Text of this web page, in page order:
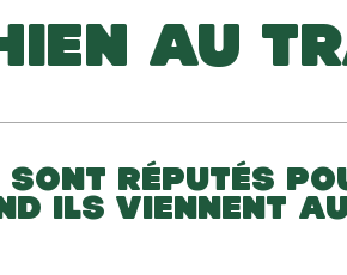
AU
RÉPUTÉS
ILS VIENNENT